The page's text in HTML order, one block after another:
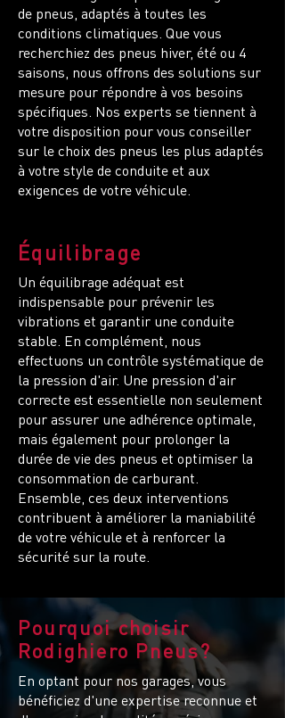
de pneus, adaptés à toutes les
conditions climatiques. Que vous
recherchiez des pneus hiver, été ou 4
saisons, nous offrons des solutions sur
mesure pour répondre à vos besoins
spécifiques. Nos experts se tiennent à
votre disposition pour vous conseiller
sur le choix des pneus les plus adaptés
à votre style de conduite et aux
exigences de votre véhicule.
Équilibrage
Un équilibrage adéquat est
indispensable pour prévenir les
vibrations et garantir une conduite
stable. En complément, nous
effectuons un contrôle systématique de
la pression d'air. Une pression d'air
correcte est essentielle non seulement
pour assurer une adhérence optimale,
mais également pour prolonger la
durée de vie des pneus et optimiser la
consommation de carburant.
Ensemble, ces deux interventions
contribuent à améliorer la maniabilité
de votre véhicule et à renforcer la
sécurité sur la route.
Pourquoi choisir
Rodighiero Pneus?
En optant pour nos garages, vous
bénéficiez d'une expertise reconnue et